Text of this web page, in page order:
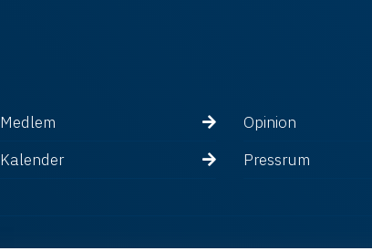
Medlem
Opinion
Kalender
Pressrum